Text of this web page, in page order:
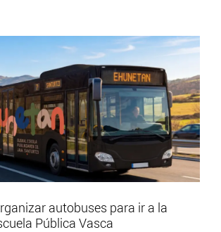
autobuses para ir a la
Pública Vasca